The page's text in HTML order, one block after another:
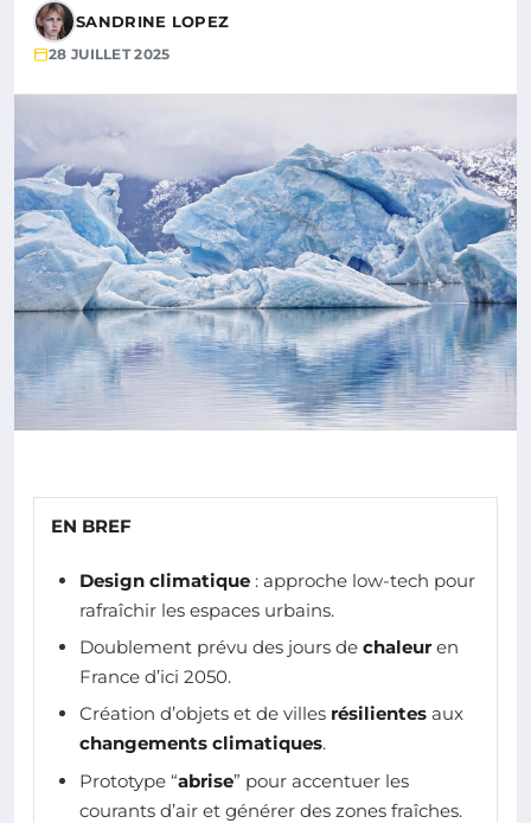
SANDRINE LOPEZ
28 JUILLET 2025
EN BREF
Design climatique : approche low-tech pour
rafraîchir les espaces urbains.
Doublement prévu des jours de chaleur en
France d’ici 2050.
Création d’objets et de villes résilientes aux
changements climatiques.
Prototype “abrise” pour accentuer les
courants d’air et générer des zones fraîches.